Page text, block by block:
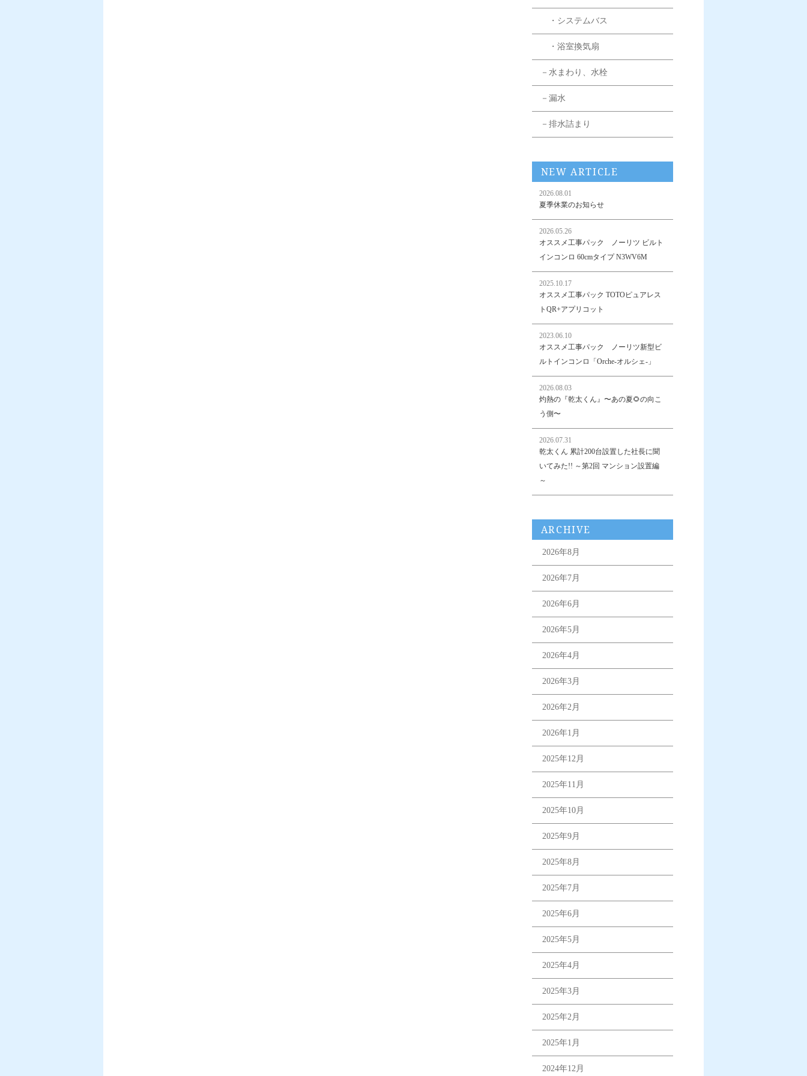
・システムバス
・浴室換気扇
－水まわり、水栓
－漏水
－排水詰まり
NEW ARTICLE
2026.08.01
夏季休業のお知らせ
2026.05.26
オススメ工事パック ノーリツ ビルト
インコンロ 60cmタイプ N3WV6M
2025.10.17
オススメ工事パック TOTOピュアレス
トQR+アプリコット
2023.06.10
オススメ工事パック ノーリツ新型ビ
ルトインコンロ「Orche-オルシェ-」
2026.08.03
灼熱の『乾太くん』〜あの夏🌻の向こ
う側〜
2026.07.31
乾太くん 累計200台設置した社長に聞
いてみた!! ～第2回 マンション設置編
～
ARCHIVE
2026年8月
2026年7月
2026年6月
2026年5月
2026年4月
2026年3月
2026年2月
2026年1月
2025年12月
2025年11月
2025年10月
2025年9月
2025年8月
2025年7月
2025年6月
2025年5月
2025年4月
2025年3月
2025年2月
2025年1月
2024年12月